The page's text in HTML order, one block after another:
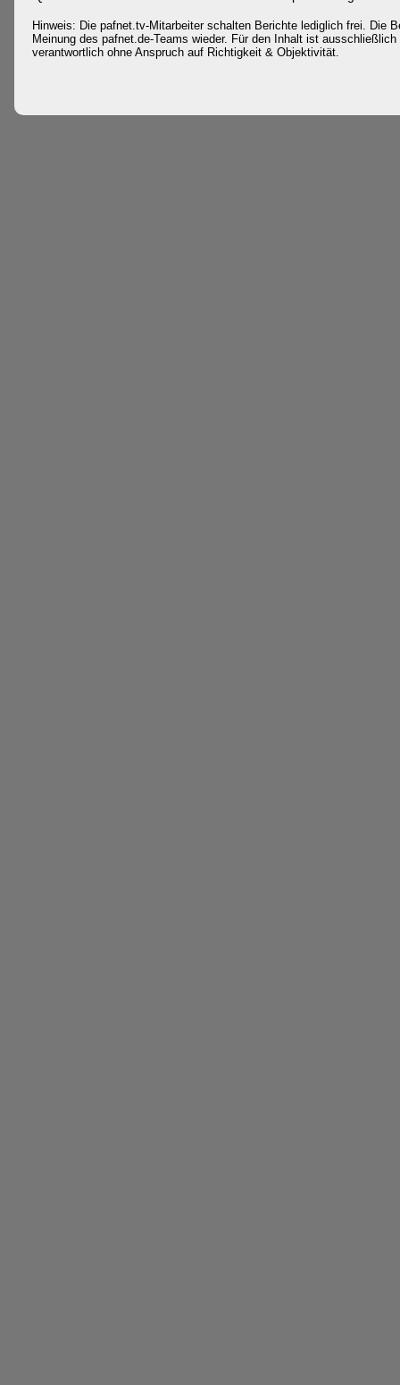
Hinweis: Die pafnet.tv-Mitarbeiter schalten Berichte lediglich frei. Die
Meinung des pafnet.de-Teams wieder. Für den Inhalt ist
verantwortlich ohne Anspruch auf Richtigkeit & Objektivität.